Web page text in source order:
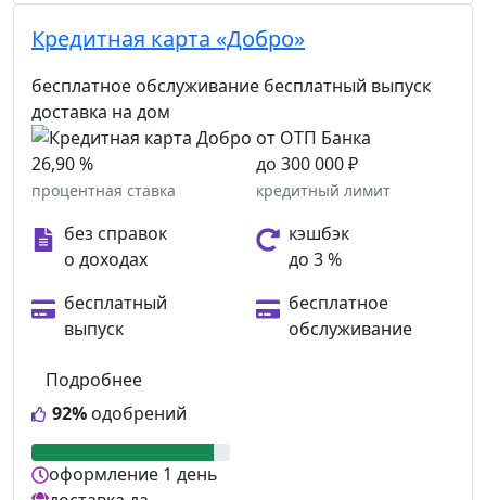
Кредитная карта «Добро»
бесплатное обслуживание бесплатный выпуск
доставка на дом
26,90 %
процентная ставка
до 300 000 ₽
кредитный лимит
без справок
о доходах
кэшбэк
до 3 %
бесплатный
выпуск
бесплатное
обслуживание
92% одобрений
Подробнее
оформление 1 день